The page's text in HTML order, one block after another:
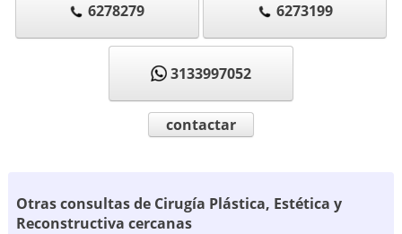
6278279 6273199
3133997052
contactar
Otras consultas de Cirugía Plástica, Estética y
Reconstructiva cercanas